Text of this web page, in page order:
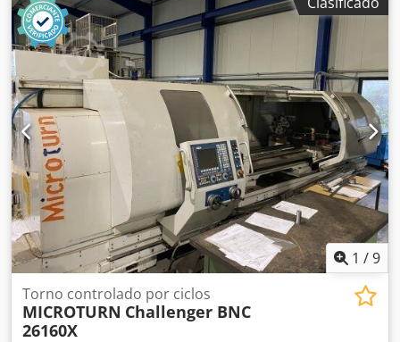
perforación del husillo: 140 mm Velocidad máxima de
rotación del husillo: 2.300 rpm Dwsdpfjzrlvxjx Ah Iea
Potencia del motor: 13/32 kW Peso de la máquina: 5.000 –
7.000 kg
1 /9
Torno controlado por ciclos
MICROTURN Challenger BNC
26160X